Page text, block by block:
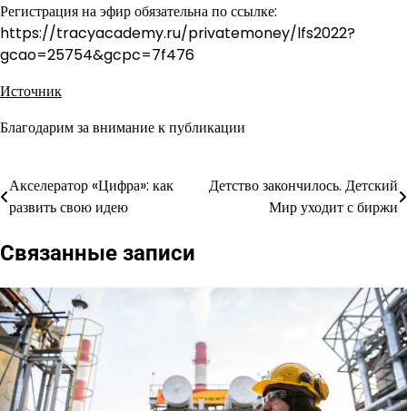
Регистрация на эфир обязательна по ссылке:
https://tracyacademy.ru/privatemoney/lfs2022?
gcao=25754&gcpc=7f476
Источник
Благодарим за внимание к публикации
Навигация
по
записям
Акселератор «Цифра»: как
развить свою идею
Детство закончилось. Детский
Мир уходит с биржи
Связанные записи